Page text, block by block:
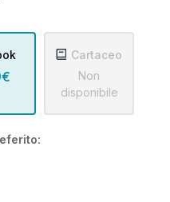
Cartaceo
Non
disponibile